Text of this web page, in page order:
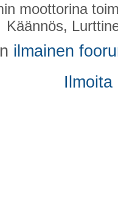
moottorina
Käännös,
ilmainen